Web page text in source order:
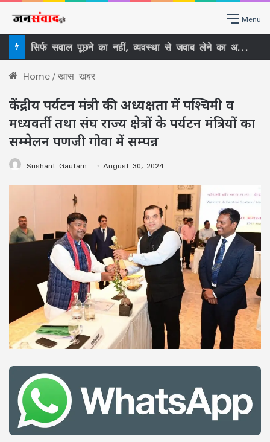
Menu
सिर्फ सवाल पूछने का नहीं, व्यवस्था से जवाब लेने का अधिकार है RTI, राजधानी में लोगों ने सीखा RTI का असली इस्तेमाल
Home/खास खबर
केंद्रीय पर्यटन मंत्री की अध्यक्षता में पश्चिमी व
मध्यवर्ती तथा संघ राज्य क्षेत्रों के पर्यटन मंत्रियों का
सम्मेलन पणजी गोवा में सम्पन्न
Sushant Gautam August 30, 2024